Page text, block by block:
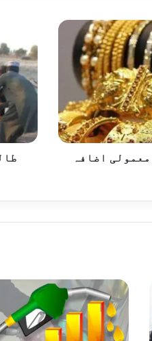
زبردستی تیزی، ڈالر
ملا جلا دن، ڈالر پھر
منظوری دے دی
اضافہ
اور
ایرانی
سرحدی
فورس
درمیان
جھڑپیں